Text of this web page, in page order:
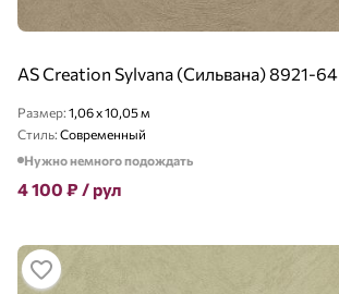
AS Creation Sylvana (Сильвана) 8921-64
Размер: 1,06 x 10,05 м
Стиль: Современный
Нужно немного подождать
4 100 ₽ / рул